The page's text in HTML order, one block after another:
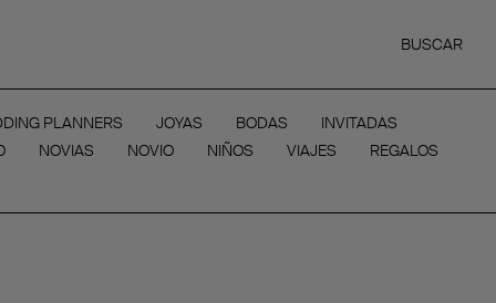
BUSCAR
PLANNERS JOYAS BODAS
INVITADAS
NOVIAS NOVIO NIÑOS VIAJES REGALOS